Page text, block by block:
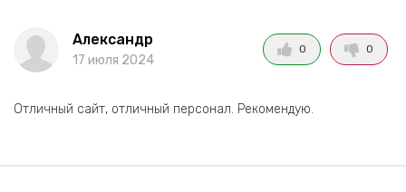
Александр
17 июля 2024
0 0
Отличный сайт, отличный персонал. Рекомендую.